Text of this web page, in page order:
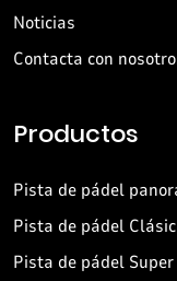
Noticias
Contacta con
Productos
Pista de pádel
Pista de pádel
Pista de pádel